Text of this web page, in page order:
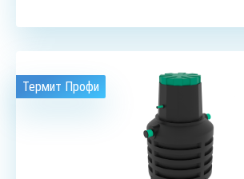
Термит Профи